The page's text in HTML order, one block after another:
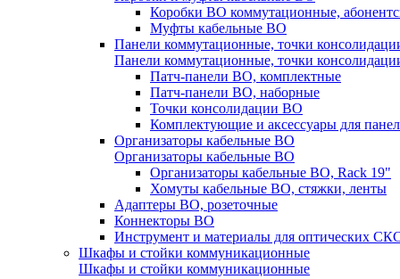
Коробки ВО коммутационные,
Муфты кабельные ВО
Панели коммутационные, точки
Панели коммутационные, точки
Патч-панели ВО, комплектные
Патч-панели ВО, наборные
Точки консолидации ВО
Комплектующие и аксессуары для
Организаторы кабельные ВО
Организаторы кабельные ВО
Организаторы кабельные ВО, Rack 19"
Хомуты кабельные ВО, стяжки, ленты
Адаптеры ВО, розеточные
Коннекторы ВО
Инструмент и материалы для оптических
Шкафы и стойки коммуникационные
Шкафы и стойки коммуникационные